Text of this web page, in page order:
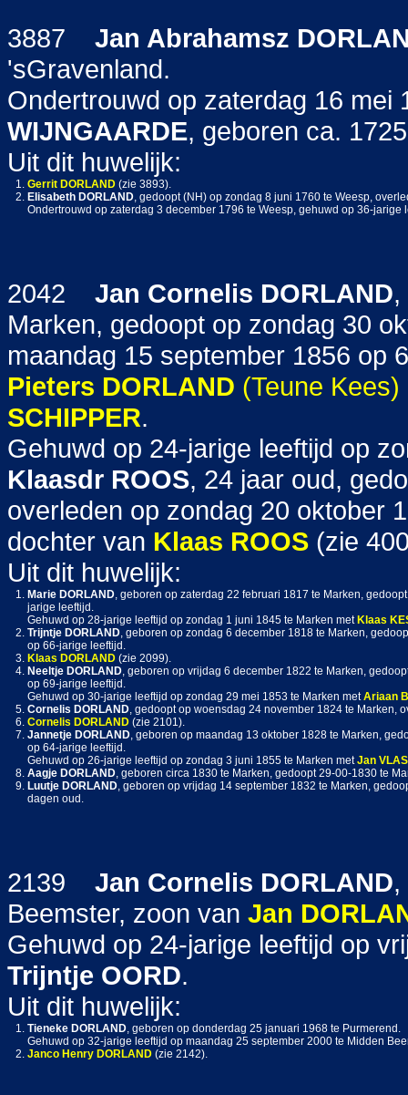
3887 Jan Abrahamsz
'sGravenland.
Ondertrouwd op zaterdag 16 mei
WIJNGAARDE, geboren ca.
Uit dit huwelijk:
1. Gerrit DORLAND (zie 3893).
2. Elisabeth DORLAND, gedoopt (NH) op zondag 8 juni 1760 te Weesp,
Ondertrouwd op zaterdag 3 december 1796 te Weesp, gehuwd op 36-
2042 Jan Cornelis DORLAND,
Marken, gedoopt op zondag 30
maandag 15 september 1856 op
Pieters DORLAND (Teune Kees)
SCHIPPER.
Gehuwd op 24-jarige leeftijd op
Klaasdr ROOS, 24 jaar oud,
overleden op zondag 20 oktober
dochter van Klaas ROOS (zie
Uit dit huwelijk:
1. Marie DORLAND, geboren op zaterdag 22 februari 1817 te Marken,
jarige leeftijd.
Gehuwd op 28-jarige leeftijd op zondag 1 juni 1845 te Marken met Klaas
2. Trijntje DORLAND, geboren op zondag 6 december 1818 te Marken,
op 66-jarige leeftijd.
3. Klaas DORLAND (zie 2099).
4. Neeltje DORLAND, geboren op vrijdag 6 december 1822 te Marken,
op 69-jarige leeftijd.
Gehuwd op 30-jarige leeftijd op zondag 29 mei 1853 te Marken metAriaan
5. Cornelis DORLAND, gedoopt op woensdag 24 november 1824 te Marken,
6. Cornelis DORLAND (zie 2101).
7. Jannetje DORLAND, geboren op maandag 13 oktober 1828 te Marken,
op 64-jarige leeftijd.
Gehuwd op 26-jarige leeftijd op zondag 3 juni 1855 te Marken metJan
8. Aagje DORLAND, geboren circa 1830 te Marken, gedoopt 29-00-1830 te
9. Luutje DORLAND, geboren op vrijdag 14 september 1832 te Marken,
dagen oud.
2139 Jan Cornelis DORLAND,
Beemster, zoon van Jan
Gehuwd op 24-jarige leeftijd op
Trijntje OORD.
Uit dit huwelijk:
1. Tieneke DORLAND, geboren op donderdag 25 januari 1968 te Purmerend.
Gehuwd op 32-jarige leeftijd op maandag 25 september 2000 te Midden
2. Janco Henry DORLAND (zie 2142).